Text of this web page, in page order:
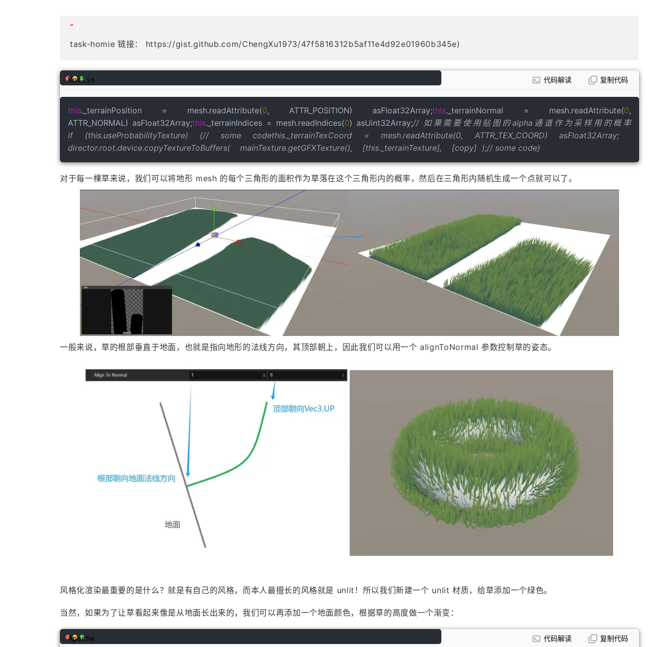
“
task-homie 链接： https://gist.github.com/ChengXu1973/47f5816312b5af11e4d92e01960b345e)
this._terrainPosition = mesh.readAttribute(0, ATTR_POSITION) asFloat32Array;this._terrainNormal = mesh.readAttribute(0,
ATTR_NORMAL) asFloat32Array;this._terrainIndices = mesh.readIndices(0) asUint32Array;// 如果需要使用贴图的alpha通道作为采样用的概率
if (this.useProbabilityTexture) {// some codethis._terrainTexCoord = mesh.readAttribute(0, ATTR_TEX_COORD) asFloat32Array;
director.root.device.copyTextureToBuffers(    mainTexture.getGFXTexture(),    [this._terrainTexture],    [copy]  );// some code}
Kotlin 代码解读 复制代码
对于每一棵草来说，我们可以将地形 mesh 的每个三角形的面积作为草落在这个三角形内的概率，然后在三角形内随机生成一个点就可以了。
一般来说，草的根部垂直于地面，也就是指向地形的法线方向，其顶部朝上，因此我们可以用一个 alignToNormal 参数控制草的姿态。
风格化渲染最重要的是什么？就是有自己的风格，而本人最擅长的风格就是 unlit！所以我们新建一个 unlit 材质，给草添加一个绿色。
当然，如果为了让草看起来像是从地面长出来的，我们可以再添加一个地面颜色，根据草的高度做一个渐变：
Apache 代码解读 复制代码